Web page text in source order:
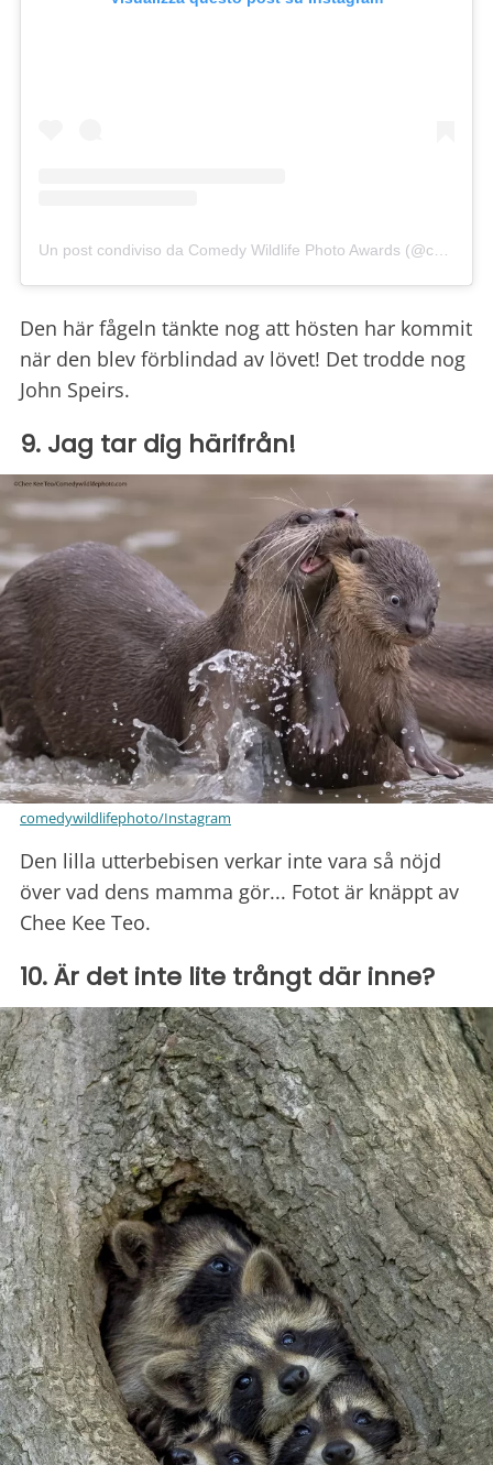
Den här fågeln tänkte nog att hösten har kommit
när den blev förblindad av lövet! Det trodde nog
John Speirs.
9. Jag tar dig härifrån!
comedywildlifephoto/Instagram
Den lilla utterbebisen verkar inte vara så nöjd
över vad dens mamma gör... Fotot är knäppt av
Chee Kee Teo.
10. Är det inte lite trångt där inne?